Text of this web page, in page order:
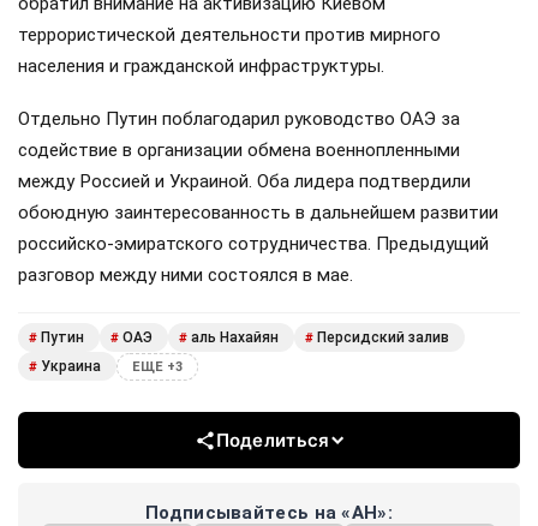
террористической деятельности против мирного
населения и гражданской инфраструктуры.
Отдельно Путин поблагодарил руководство ОАЭ за
содействие в организации обмена военнопленными
между Россией и Украиной. Оба лидера подтвердили
обоюдную заинтересованность в дальнейшем развитии
российско-эмиратского сотрудничества. Предыдущий
разговор между ними состоялся в мае.
# Путин # ОАЭ # аль Нахайян # Персидский залив
# Украина ЕЩЕ +3
Поделиться
Подписывайтесь на «АН»: